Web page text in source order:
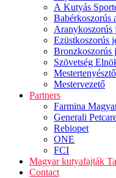
A Kutyás
Babérkoszorús
Aranykoszorús
Ezüstkoszorús
Bronzkoszorús
Szövetség
Mestertenyésztő
Mestervezető
Partners
Farmina
Generali
Rebiopet
ONE
FCI
Magyar kutyafajták
Contact